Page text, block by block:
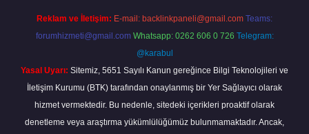
Reklam ve İletişim: E-mail: backlinkpaneli@gmail.com Teams:
forumhizmeti@gmail.com Whatsapp: 0262 606 0 726 Telegram:
@karabul
Yasal Uyarı: Sitemiz, 5651 Sayılı Kanun gereğince Bilgi Teknolojileri ve
İletişim Kurumu (BTK) tarafından onaylanmış bir Yer Sağlayıcı olarak
hizmet vermektedir. Bu nedenle, sitedeki içerikleri proaktif olarak
denetleme veya araştırma yükümlülüğümüz bulunmamaktadır. Ancak,